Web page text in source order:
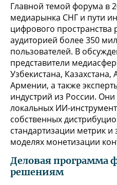
Главной темой форума в
медиарынка СНГ и пути
цифрового пространства
аудиторией более 350
пользователей. В
представители
Узбекистана,
Армении, а также
индустрий из России.
локальных ИИ-
собственных
стандартизации метрик и
моделях монетизации
Деловая программа
решениям